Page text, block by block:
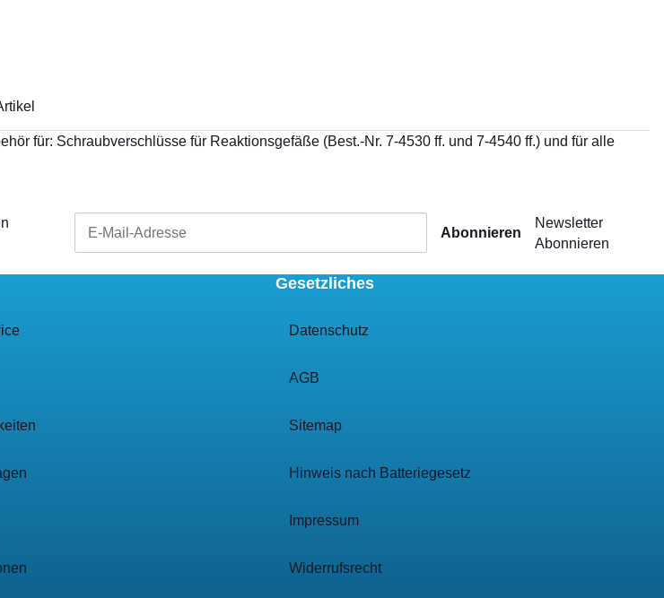
für: Schraubverschlüsse für Reaktionsgefäße (Best.-Nr. 7-4530 ff. und 7-4540 ff.) und für alle
Abonnieren
Newsletter
Abonnieren
Gesetzliches
Datenschutz
AGB
Sitemap
Hinweis nach Batteriegesetz
Impressum
Widerrufsrecht